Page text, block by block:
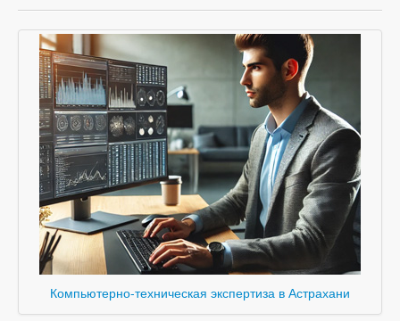
Компьютерно-техническая экспертиза в Астрахани